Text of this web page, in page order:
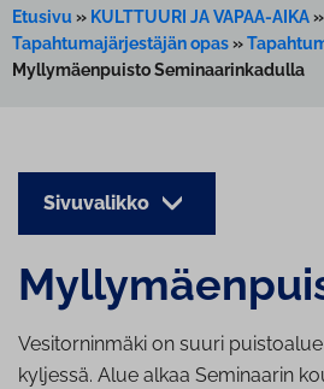
Etusivu » KULTTUURI JA VAPAA-AIKA»
Tapahtumajärjestäjän opas»
Myllymäenpuisto Seminaarinkadulla
Sivuvalikko
Vesitorninmäki on suuri
kyljessä. Alue alkaa Seminaarin